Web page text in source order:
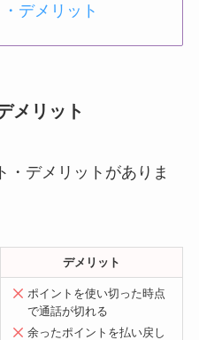
デメリット
メリット
・デメリットがありま
デメリット
ポイントを使い切った時点
で通話が切れる
余ったポイントを払い戻し